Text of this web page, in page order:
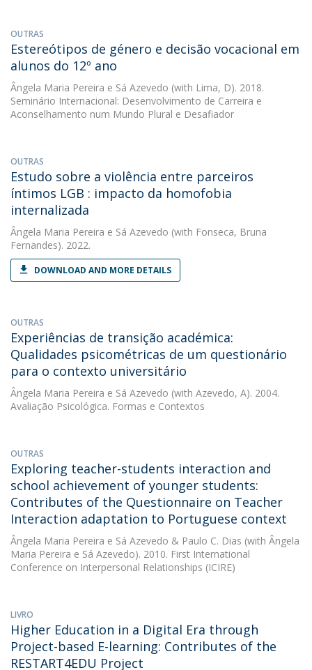
OUTRAS
Estereótipos de género e decisão vocacional em
alunos do 12º ano
Ângela Maria Pereira e Sá Azevedo (with Lima, D). 2018.
Seminário Internacional: Desenvolvimento de Carreira e
Aconselhamento num Mundo Plural e Desafiador
OUTRAS
Estudo sobre a violência entre parceiros
íntimos LGB : impacto da homofobia
internalizada
Ângela Maria Pereira e Sá Azevedo (with Fonseca, Bruna
Fernandes). 2022.
DOWNLOAD AND MORE DETAILS
OUTRAS
Experiências de transição académica:
Qualidades psicométricas de um questionário
para o contexto universitário
Ângela Maria Pereira e Sá Azevedo (with Azevedo, A). 2004.
Avaliação Psicológica. Formas e Contextos
OUTRAS
Exploring teacher-students interaction and
school achievement of younger students:
Contributes of the Questionnaire on Teacher
Interaction adaptation to Portuguese context
Ângela Maria Pereira e Sá Azevedo & Paulo C. Dias (with Ângela
Maria Pereira e Sá Azevedo). 2010. First International
Conference on Interpersonal Relationships (ICIRE)
LIVRO
Higher Education in a Digital Era through
Project-based E-learning: Contributes of the
RESTART4EDU Project